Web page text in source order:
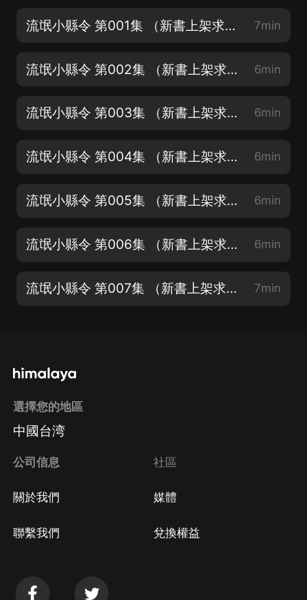
流氓小縣令 第001集 （新書上架求訂閱） 7min
流氓小縣令 第002集 （新書上架求訂閱） 6min
流氓小縣令 第003集 （新書上架求訂閱） 6min
流氓小縣令 第004集 （新書上架求訂閱） 6min
流氓小縣令 第005集 （新書上架求訂閱） 6min
流氓小縣令 第006集 （新書上架求訂閱） 6min
流氓小縣令 第007集 （新書上架求訂閱） 7min
選擇您的地區
中國台湾
公司信息
關於我們
聯繫我們
社區
媒體
兌換權益